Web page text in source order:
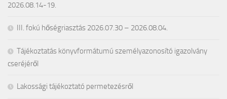
2026.08.14-19.
III. fokú hőségriasztás 2026.07.30 – 2026.08.04.
Tájékoztatás könyvformátumú személyazonosító igazolvány
cseréjéről
Lakossági tájékoztató permetezésről